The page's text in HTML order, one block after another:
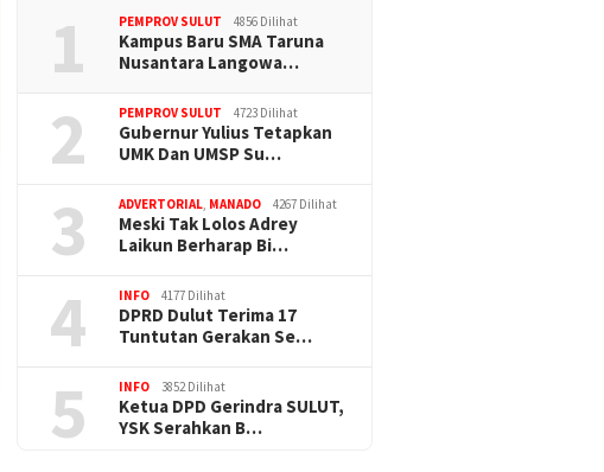
1 PEMPROV SULUT 4856 Dilihat
Kampus Baru SMA Taruna
Nusantara Langowa…
2 PEMPROV SULUT 4723 Dilihat
Gubernur Yulius Tetapkan
UMK Dan UMSP Su…
3 ADVERTORIAL MANADO 4267 Dilihat
Meski Tak Lolos Adrey
Laikun Berharap Bi…
4 INFO 4177 Dilihat
DPRD Dulut Terima 17
Tuntutan Gerakan Se…
5 INFO 3852 Dilihat
Ketua DPD Gerindra SULUT,
YSK Serahkan B…